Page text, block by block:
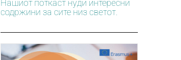
Нашиот поткаст нуди интересни
содржини за сите низ светот.